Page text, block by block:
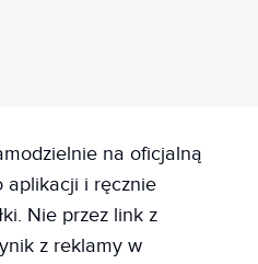
na oficjalną
aplikacji i ręcznie
Nie przez link z
z reklamy w